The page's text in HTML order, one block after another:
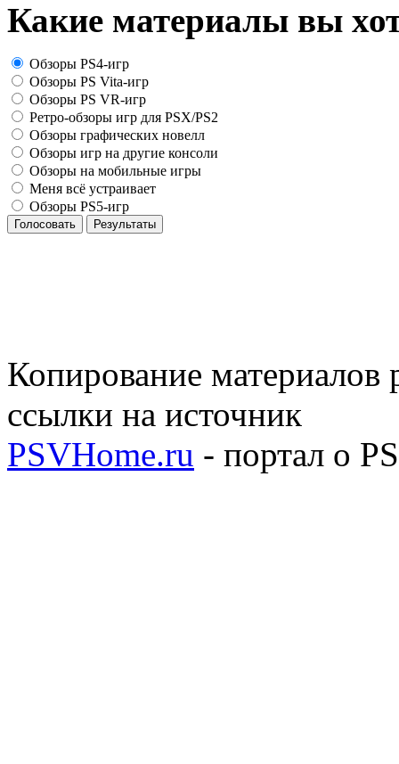
Какие материалы вы
Обзоры PS4-игр
Обзоры PS Vita-игр
Обзоры PS VR-игр
Ретро-обзоры игр для PSX/PS2
Обзоры графических новелл
Обзоры игр на другие консоли
Обзоры на мобильные игры
Меня всё устраивает
Обзоры PS5-игр
Голосовать Результаты
Копирование материалов
ссылки на источник
PSVHome.ru - портал о